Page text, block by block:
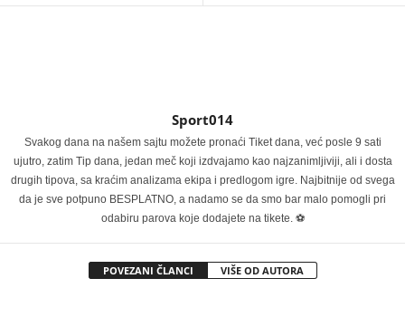
Sport014
Svakog dana na našem sajtu možete pronaći Tiket dana, već posle 9 sati
ujutro, zatim Tip dana, jedan meč koji izdvajamo kao najzanimljiviji, ali i dosta
drugih tipova, sa kraćim analizama ekipa i predlogom igre. Najbitnije od svega
da je sve potpuno BESPLATNO, a nadamo se da smo bar malo pomogli pri
odabiru parova koje dodajete na tikete. ⚽
POVEZANI ČLANCI VIŠE OD AUTORA